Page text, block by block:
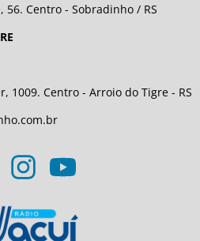
56. Centro - Sobradinho / RS
1009. Centro - Arroio do Tigre - RS